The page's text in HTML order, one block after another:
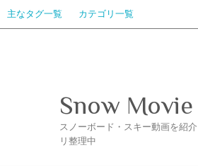
主なタグ一覧 カテゴリ一覧
Snow
スノーボード・スキー動画を紹
リ整理中